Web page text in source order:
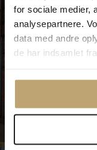
for sociale medier,
analysepartnere.
data med andre
de har indsamlet